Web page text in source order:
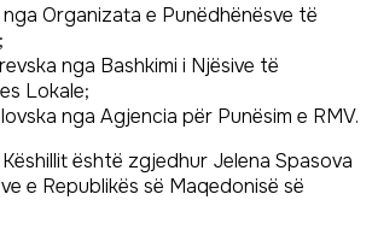
nga Organizata e Punëdhënësve të
nga Bashkimi i Njësive të
Lokale;
nga Agjencia për Punësim e RMV.
është zgjedhur Jelena Spasova
e Republikës së Maqedonisë së